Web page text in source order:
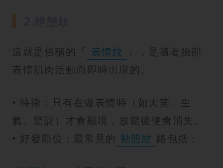
這就是俗稱的「 表情紋
」，是隨著臉部
表情肌肉活動而即時出現的。
• 特徵：只有在做表情時（如大笑、生
氣、驚訝）才會顯現，放鬆後便會消失。
• 好發部位：最常見的 動態紋 路包括：